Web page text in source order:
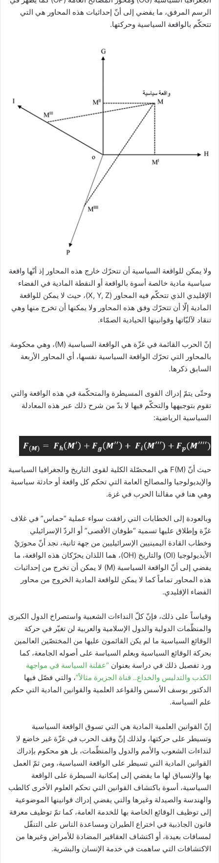
الرسم المرفق، ما يفضي إلى أنّ إحداثيات هذه المحاور هي التي
تتحكّم بالواقعة السياسية وحركتها.
ولا يمكن للواقعة السياسية أن تتحرّك خارج هذه المحاور إذ أنّها واقعة
سياسية مادية خالصة أسوة بالواقعة أو النقطة المادية في الفضاء
الإقليدي الذي تتحكّم فيه المحاور (X, Y, Z)، حيث لا يمكن للواقعة
المادية إلّا أن تتحرّك وفق هذه المحاور ولا يمكنها أن تخرج منها وهي
تنقاد لآليّاتها وقوانينها الحيادية الصمّاء.
إنّ الحرب القائمة في غزّة هي الواقعة السياسية (M)، وهي محكومة
بالمحاور التي تحرّك الواقعة السياسية نفسها، أي المحاور الأربعة
السابق ذكرها.
وحتّى يتمّ إدراك القوى المسيطرة والمتحكّمة في هذه الواقعة والتي
تقوم بتوجيهها والتحكّم فيها لا بدّ من شرح ذلك عبر هذه المعادلة
السياسية الرياضية:
حيث أنّ F(M) هي المحصّلة الكلية لقوى التاريخ والجغرافيا السياسية
والإيديولوجيا والمصالح العامة التي تحكم كل واقعة أو حادثة سياسية
وهي هنا في مقالنا الحرب في غزة.
وبالعودة إلى الخطابات التي رافقت سواء عملية “حماس” في غلاف
غزّة وإطلاق عليها تسمية “طوفان الأقصى” أو الردّ الإسرائيلي
وخطاب القادة اليمينيين الإسرائيليين من جهة ثانية، نجد أنّ محورَيْ
الأيديولوجيا (OI) والتاريخ (OH)، هما اللذان يحرّكان هذه الواقعة، ما
يفضي إلى أنّ الواقعة السياسية (M) لا يمكن أن تخرج من إحداثيات
هذه المحاور تماماً كما لا يمكن للواقعة المادية الخروج من محاور
الفضاء الإقليدي.
وقياساً على ذلك، فإنّ كلّ النداءات الشعبية واستصراخ الدول الكبرى
والمنظّمات الدولية والدول الإسلامية والعربية لن تغيّر في حركة
الوقائع السياسية ما لم يكن القائمون عليها من المختصّين العالمين
بحركة الوقائع السياسية وبعلم السياسة على أصوله الجامعة، كما
ورد تفصيل ذلك في دراسة بعنوان “عقلنة السياسة في مواجهة
الكذب والتدليس والخداع.. قناة الجزيرة مثالاً”، والتي فصّل فيها
الدكتور يوسف الأسس والقواعد العلمية والقوانين المادية التي حكم
علم السياسة.
إنّ القوانين العلمية المادية هي التي تسوق الواقعة السياسية
وتسيطر على حركتها، ولذلك إنّ وقف الحرب في غزّة غير خاضع لا
لنداءات الشعوب والأمم والدول والمنظّمات، بل هو محكوم بإدراك
القوانين المادية التي تسيطر على الواقعة السياسية، ومن ثمّ العمل
بها والإنسياق لها ما يفضي إلى إمكانية السيطرة على الواقعة
السياسية، أسوة باكتشاف القوانين التي تحكم العلوم الأخرى كالطب
والهندسة والصيدلة وغيرها والتي يفضي إدراك قوانينها الموضوعية
إلى توظيف الوقائع الخاصة بها للخدمة العامة، كما تمّ توظيف معرفة
قانون الجاذبية في اختراع الطيران ومساعدة الناس على التنقّل
لمسافات بعيدة، أو اكتشاف العقاقير المضادة للأمراض وغيرها من
الاكتشافات التي ساهمت في خدمة الإنسان والبشرية.